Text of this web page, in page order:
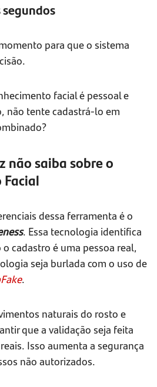
para que o sistema
facial é pessoal e
não tente cadastrá-lo em
não saiba sobre o
Facial
dessa ferramenta é o
. Essa tecnologia identifica
cadastro é uma pessoa real,
seja burlada com o uso de
.
naturais do rosto e
que a validação seja feita
Isso aumenta a segurança
não autorizados.